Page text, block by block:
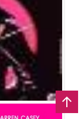
수영배승길